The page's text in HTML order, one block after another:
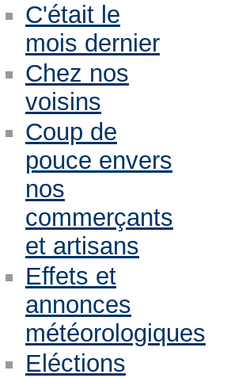
C'était le
mois dernier
Chez nos
voisins
Coup de
pouce envers
nos
commerçants
et artisans
Effets et
annonces
météorologiques
Eléctions